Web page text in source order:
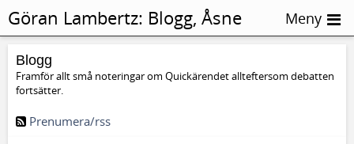
Blogg
Framför allt små noteringar om Quickärendet allteftersom debatten
fortsätter.
Prenumera/rss
Göran Lambertz: Blogg, Åsne
Seierstad
Meny